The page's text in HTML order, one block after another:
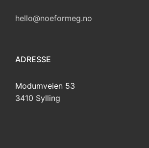
hello@noeformeg.no
ADRESSE
Modumveien 53
3410 Sylling